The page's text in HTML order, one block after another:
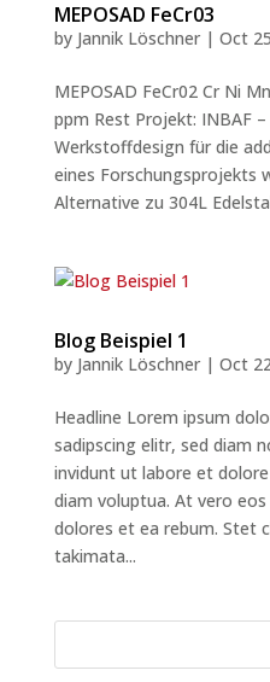
MEPOSAD FeCr03
by Jannik Löschner| Oct
MEPOSAD FeCr02 Cr Ni
ppm Rest Projekt: INBAF
Werkstoffdesign für die
eines Forschungsprojekts
Alternative zu 304L
Blog Beispiel 1
by Jannik Löschner| Oct
Headline Lorem ipsum
sadipscing elitr, sed diam
invidunt ut labore et
diam voluptua. At vero
dolores et ea rebum. Stet
takimata...